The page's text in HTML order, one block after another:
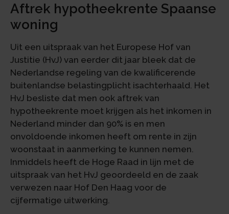
Aftrek hypotheekrente Spaanse
woning
Uit een uitspraak van het Europese Hof van
Justitie (HvJ) van eerder dit jaar bleek dat de
Nederlandse regeling van de kwalificerende
buitenlandse belastingplicht isachterhaald. Het
HvJ besliste dat men ook aftrek van
hypotheekrente moet krijgen als het inkomen in
Nederland minder dan 90% is en men
onvoldoende inkomen heeft om rente in zijn
woonstaat in aanmerking te kunnen nemen.
Inmiddels heeft de Hoge Raad in lijn met de
uitspraak van het HvJ geoordeeld en de zaak
verwezen naar Hof Den Haag voor de
cijfermatige uitwerking.